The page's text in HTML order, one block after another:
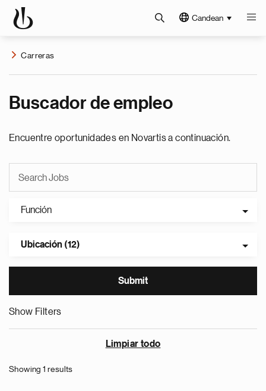
Candean
Carreras
Buscador de empleo
Encuentre oportunidades en Novartis a continuación.
Función
Ubicación (12)
Show Filters
Limpiar todo
Showing 1 results